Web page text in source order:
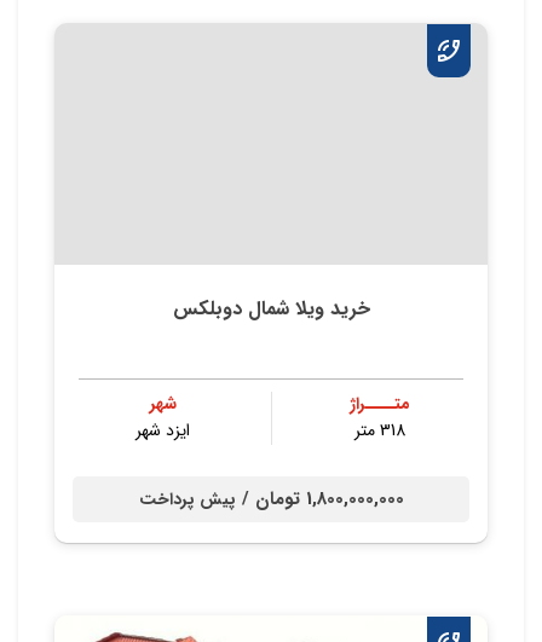
خرید ویلا شمال دوبلکس
متــــراژ
318 متر
شهر
ایزد شهر
1,800,000,000 تومان / پیش پرداخت